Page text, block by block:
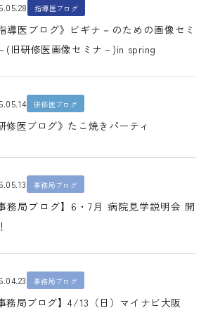
指導医ブログ
導医ブログ》ビギナ－のための画像セミ
(旧研修医画像セミナ－)in spring
研修医ブログ
修医ブログ》たこ焼きパーティ
事務局ブログ
事務局ブログ】6・7月 病院見学説明会 開
事務局ブログ
務局ブログ】4/13（日）マイナビ大阪